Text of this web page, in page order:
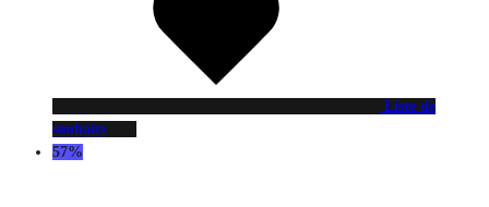
Liste de
souhaits
57%